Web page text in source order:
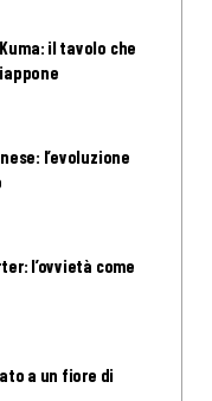
il tavolo che
l’evoluzione
l’ovvietà come
a un fiore di